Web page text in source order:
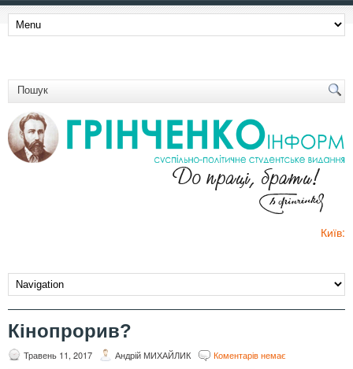
Київ:
Кінопрорив?
Травень 11, 2017 Андрій МИХАЙЛИК Коментарів немає